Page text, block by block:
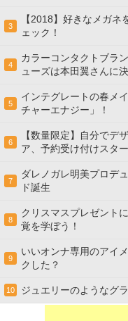
3
【2018】好きなメガ
ェック！
4
カラーコンタクトブラ
ューズは本田翼さんに決
5
インテグレートの春メ
チャーエナジー」！
6
【数量限定】自分でデ
ア、予約受け付けスタ
7
ダレノガレ明美プロデ
ド誕生
8
クリスマスプレゼント
覚を学ぼう！
9
いいオンナ専用のアイ
クした？
10 ジュエリーのようなグ